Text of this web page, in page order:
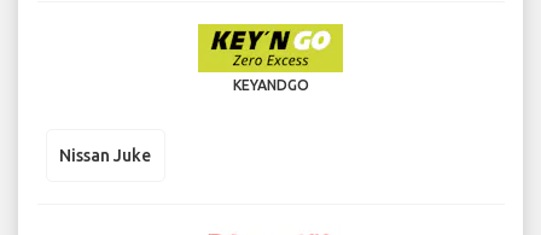
KEYANDGO
Nissan Juke